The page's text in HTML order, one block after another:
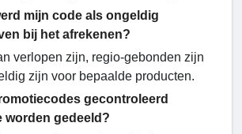
mijn code als ongeldig
bij het afrekenen?
verlopen zijn, regio-gebonden zijn
zijn voor bepaalde producten.
gecontroleerd
worden gedeeld?